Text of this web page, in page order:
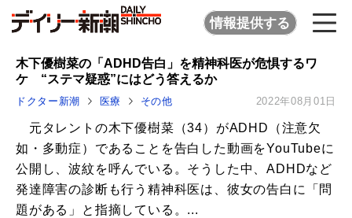
情報提供する
木下優樹菜の「ADHD告白」を精神科医が危惧するワ
ケ “ステマ疑惑”にはどう答えるか
ドクター新潮 医療 その他 2022年08月01日
元タレントの木下優樹菜（34）がADHD（注意欠
如・多動症）であることを告白した動画をYouTubeに
公開し、波紋を呼んでいる。そうした中、ADHDなど
発達障害の診断も行う精神科医は、彼女の告白に「問
題がある」と指摘している。...